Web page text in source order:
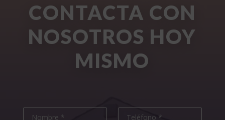
CONTACTA CON
NOSOTROS HOY
MISMO